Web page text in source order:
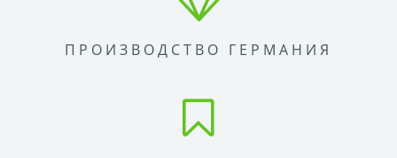
ПРОИЗВОДСТВО ГЕРМАНИЯ